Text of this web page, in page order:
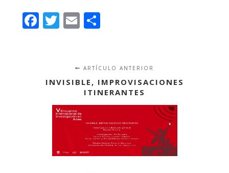
Facebook
Twitter
Email
ARTÍCULO ANTERIOR
INVISIBLE, IMPROVISACIONES
ITINERANTES